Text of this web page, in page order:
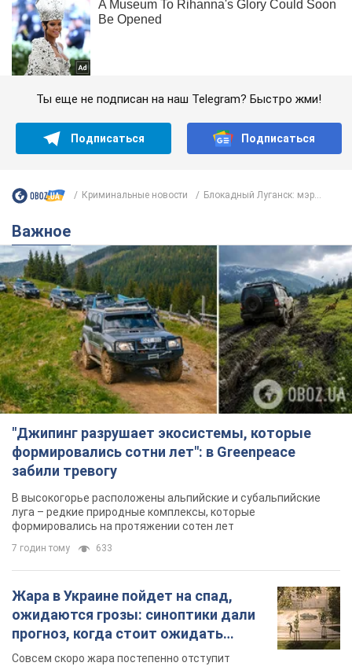
Ты еще не подписан на наш Telegram? Быстро жми!
Подписаться Подписаться
Криминальные новости Блокадный Луганск: мэр...
Важное
"Джипинг разрушает экосистемы, которые
формировались сотни лет": в Greenpeace
забили тревогу
В высокогорье расположены альпийские и субальпийские
луга – редкие природные комплексы, которые
формировались на протяжении сотен лет
7 годин тому 633
Жара в Украине пойдет на спад,
ожидаются грозы: синоптики дали
прогноз, когда стоит ожидать
изменения погоды
Совсем скоро жара постепенно отступит